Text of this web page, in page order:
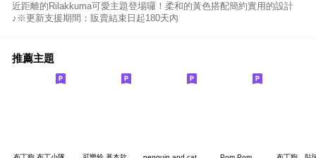
近距離的Rilakkuma可愛主題登場囉！柔和的黃色搭配簡約實用的設計
♪※更新支援期間：販賣結束日起180天內
推薦主題